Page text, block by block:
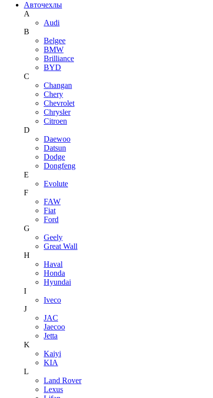
Авточехлы
A
Audi
B
Belgee
BMW
Brilliance
BYD
C
Changan
Chery
Chevrolet
Chrysler
Citroen
D
Daewoo
Datsun
Dodge
Dongfeng
E
Evolute
F
FAW
Fiat
Ford
G
Geely
Great Wall
H
Haval
Honda
Hyundai
I
Iveco
J
JAC
Jaecoo
Jetta
K
Kaiyi
KIA
L
Land Rover
Lexus